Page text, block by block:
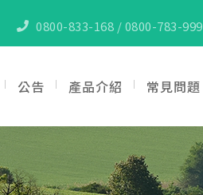
0800-833-168 / 0800-783-999
公告 產品介紹 常見問題